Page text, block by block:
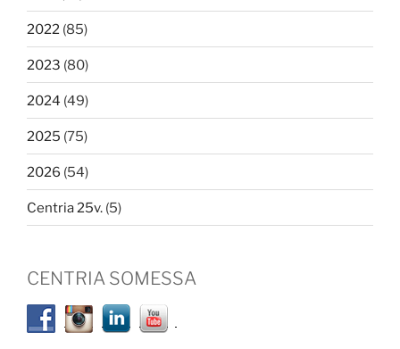
2022 (85)
2023 (80)
2024 (49)
2025 (75)
2026 (54)
Centria 25v. (5)
CENTRIA SOMESSA